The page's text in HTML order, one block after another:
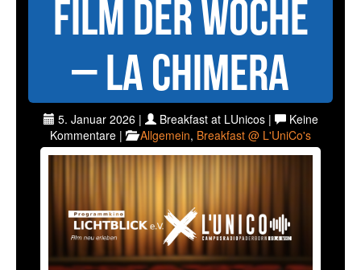
Film der Woche
– La Chimera
5. Januar 2026 | Breakfast at LUnicos |
Keine
Kommentare |
Allgemein, Breakfast @ L'UniCo's